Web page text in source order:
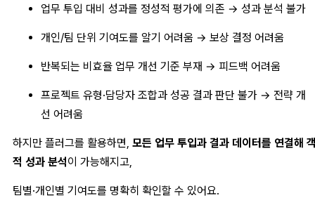
업무 투입 대비 성과를 정성적 평가에 의존 → 성과 분석 불가
개인/팀 단위 기여도를 알기 어려움 → 보상 결정 어려움
반복되는 비효율 업무 개선 기준 부재 → 피드백 어려움
프로젝트 유형·담당자 조합과 성공 결과 판단 불가 → 전략 개
선 어려움
하지만 플러그를 활용하면, 모든 업무 투입과 결과 데이터를 연결해
적 성과 분석이 가능해지고,
팀별·개인별 기여도를 명확히 확인할 수 있어요.